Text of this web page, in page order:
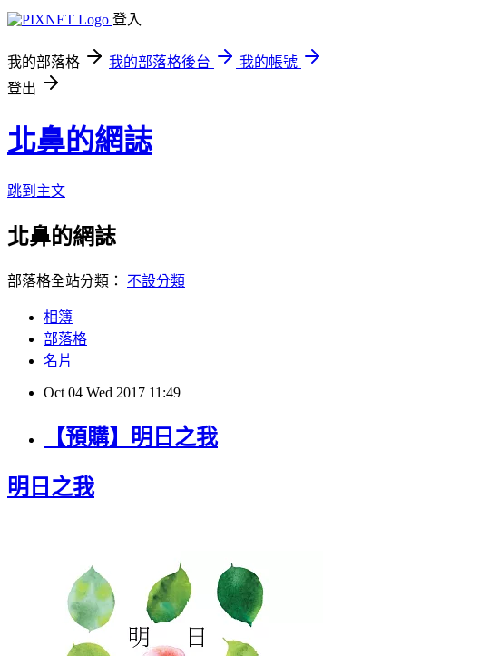
登入
我的部落格 我的部落格後台
我的帳號
登出
北鼻的網誌
跳到主文
北鼻的網誌
部落格全站分類： 不設分類
相簿
部落格
名片
Oct 04 Wed 2017 11:49
【預購】明日之我
明日之我